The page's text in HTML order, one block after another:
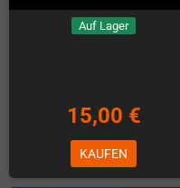
Auf Lager
15,00 €
KAUFEN